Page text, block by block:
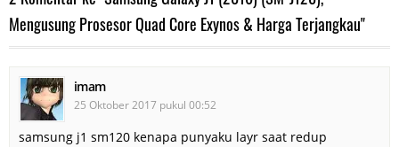
Mengusung Prosesor Quad Core Exynos & Harga Terjangkau"
imam
25 Oktober 2017 pukul 00:52
samsung j1 sm120 kenapa punyaku layr saat redup